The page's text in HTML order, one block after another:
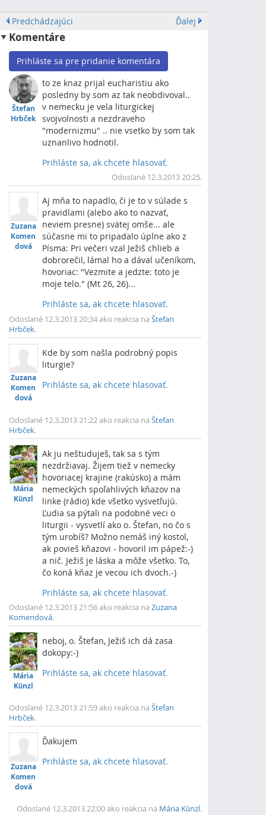
Predchádzajúci Ďalej
Komentáre
Prihláste sa pre pridanie komentára
Štefan
Hrbček
to ze knaz prijal eucharistiu ako
posledny by som az tak neobdivoval..
v nemecku je vela liturgickej
svojvolnosti a nezdraveho
"modernizmu" .. nie vsetko by som tak
uznanlivo hodnotil.
Prihláste sa, ak chcete hlasovať.
Vrch
Odoslané 12.3.2013 20:25.
Zuzana
Komen
dová
Aj mňa to napadlo, či je to v súlade s
pravidlami (alebo ako to nazvať,
neviem presne) svätej omše... ale
súčasne mi to pripadalo úplne ako z
Písma: Pri večeri vzal Ježiš chlieb a
dobrorečil, lámal ho a dával učeníkom,
hovoriac: "Vezmite a jedzte: toto je
moje telo." (Mt 26, 26)...
Prihláste sa, ak chcete hlasovať.
Odoslané 12.3.2013 20:34 ako reakcia na Štefan
Hrbček.
Zuzana
Komen
dová
Kde by som našla podrobný popis
liturgie?
Prihláste sa, ak chcete hlasovať.
Odoslané 12.3.2013 21:22 ako reakcia na Štefan
Hrbček.
Mária
Künzl
Ak ju neštuduješ, tak sa s tým
nezdržiavaj. Žijem tiež v nemecky
hovoriacej krajine (rakúsko) a mám
nemeckých spoľahlivých kňazov na
linke (rádio) kde všetko vysvetľujú.
Ľudia sa pýtali na podobné veci o
liturgii - vysvetlí ako o. Štefan, no čo s
tým urobíš? Možno nemáš iný kostol,
ak povieš kňazovi - hovoril im pápež:-)
a nič. Ježiš je láska a môže všetko. To,
čo koná kňaz je vecou ich dvoch.-)
Prihláste sa, ak chcete hlasovať.
Odoslané 12.3.2013 21:56 ako reakcia na Zuzana
Komendová.
Mária
Künzl
neboj, o. Štefan, Ježiš ich dá zasa
dokopy:-)
Prihláste sa, ak chcete hlasovať.
Odoslané 12.3.2013 21:59 ako reakcia na Štefan
Hrbček.
Zuzana
Komen
dová
Ďakujem
Prihláste sa, ak chcete hlasovať.
Odoslané 12.3.2013 22:00 ako reakcia na Mária Künzl.